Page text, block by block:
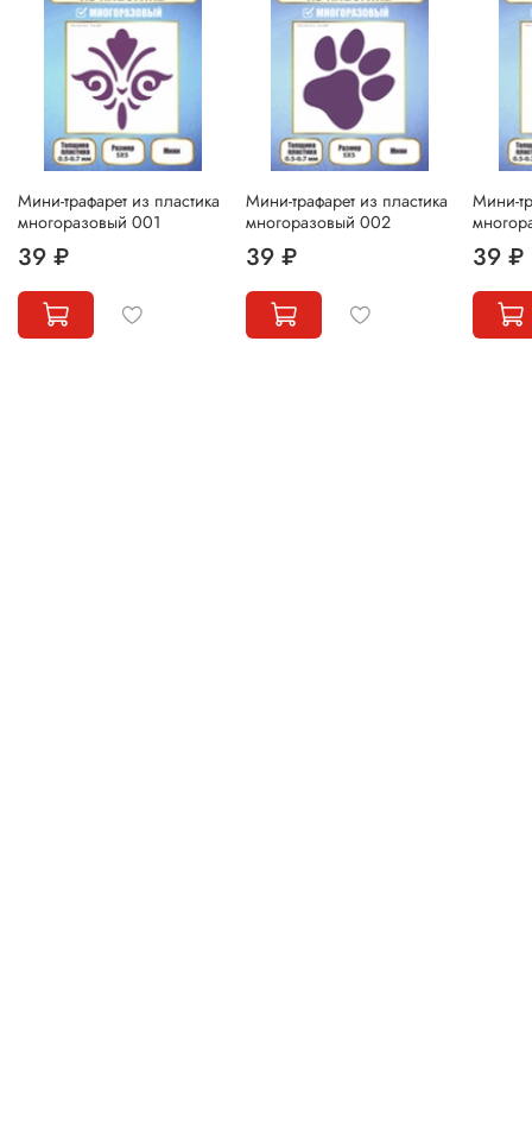
Мини-трафарет из пластика
многоразовый 001
39 ₽
Мини-трафарет из пластика
многоразовый 002
39 ₽
Мини-
39 ₽